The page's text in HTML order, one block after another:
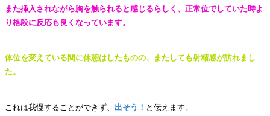
また挿入されながら胸を触られると感じるらしく、正常位でしていた時よ
り格段に反応も良くなっています。
体位を変えている間に休憩はしたものの、またしても射精感が訪れまし
た。
これは我慢することができず、 出そう！ と伝えます。